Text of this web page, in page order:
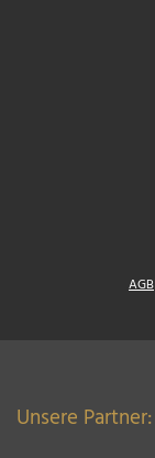
AGB
Unsere Partner: